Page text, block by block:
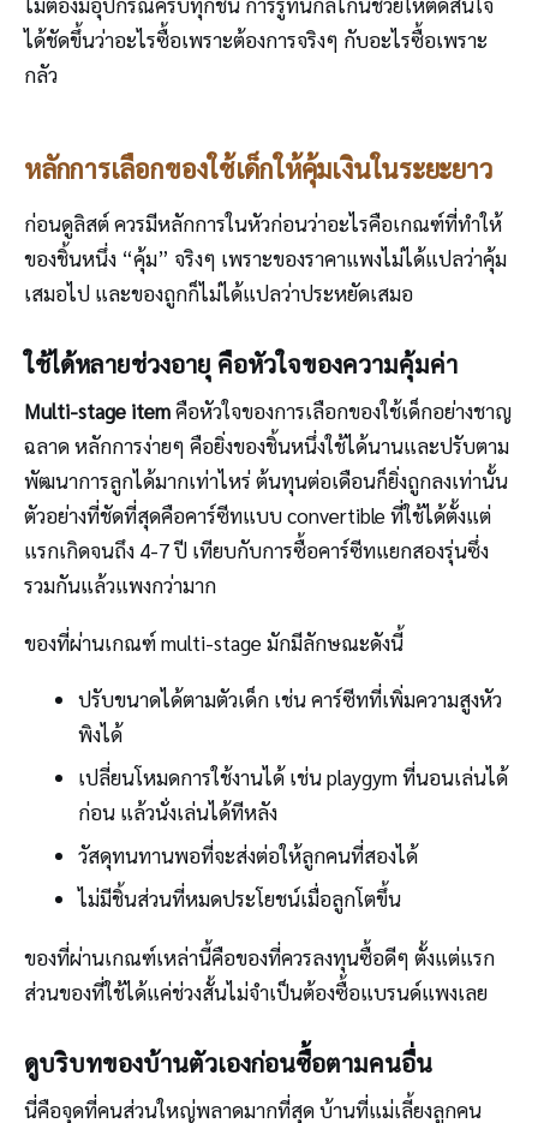
ได้ชัดขึ้นว่าอะไรซื้อเพราะต้องการจริงๆ กับอะไรซื้อเพราะ
กลัว
หลักการเลือกของใช้เด็กให้คุ้มเงินในระยะยาว
ก่อนดูลิสต์ ควรมีหลักการในหัวก่อนว่าอะไรคือเกณฑ์ที่ทำให้
ของชิ้นหนึ่ง “คุ้ม” จริงๆ เพราะของราคาแพงไม่ได้แปลว่าคุ้ม
เสมอไป และของถูกก็ไม่ได้แปลว่าประหยัดเสมอ
ใช้ได้หลายช่วงอายุ คือหัวใจของความคุ้มค่า
Multi-stage itemคือหัวใจของการเลือกของใช้เด็กอย่างชาญ
ฉลาด หลักการง่ายๆ คือยิ่งของชิ้นหนึ่งใช้ได้นานและปรับตาม
พัฒนาการลูกได้มากเท่าไหร่ ต้นทุนต่อเดือนก็ยิ่งถูกลงเท่านั้น
ตัวอย่างที่ชัดที่สุดคือคาร์ซีทแบบ convertible ที่ใช้ได้ตั้งแต่
แรกเกิดจนถึง 4-7 ปี เทียบกับการซื้อคาร์ซีทแยกสองรุ่นซึ่ง
รวมกันแล้วแพงกว่ามาก
ของที่ผ่านเกณฑ์ multi-stage มักมีลักษณะดังนี้
ปรับขนาดได้ตามตัวเด็ก เช่น คาร์ซีทที่เพิ่มความสูงหัว
พิงได้
เปลี่ยนโหมดการใช้งานได้ เช่น playgym ที่นอนเล่นได้
ก่อน แล้วนั่งเล่นได้ทีหลัง
วัสดุทนทานพอที่จะส่งต่อให้ลูกคนที่สองได้
ไม่มีชิ้นส่วนที่หมดประโยชน์เมื่อลูกโตขึ้น
ของที่ผ่านเกณฑ์เหล่านี้คือของที่ควรลงทุนซื้อดีๆ ตั้งแต่แรก
ส่วนของที่ใช้ได้แค่ช่วงสั้นไม่จำเป็นต้องซื้อแบรนด์แพงเลย
ดูบริบทของบ้านตัวเองก่อนซื้อตามคนอื่น
นี่คือจุดที่คนส่วนใหญ่พลาดมากที่สุด บ้านที่แม่เลี้ยงลูกคน